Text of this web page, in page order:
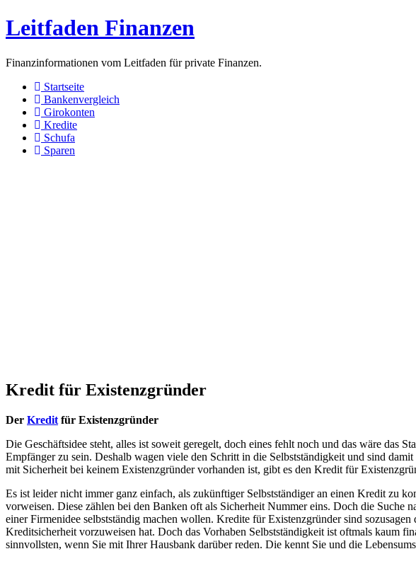
Leitfaden Finanzen
Finanzinformationen vom Leitfaden für private Finanzen.
Startseite
Bankenvergleich
Girokonten
Kredite
Schufa
Sparen
Kredit für Existenzgründer
Der Kredit für Existenzgründer
Die Geschäftsidee steht, alles ist soweit geregelt, doch eines fehlt noch und das wäre das
Empfänger zu sein. Deshalb wagen viele den Schritt in die Selbstständigkeit und sind
mit Sicherheit bei keinem Existenzgründer vorhanden ist, gibt es den Kredit für
Es ist leider nicht immer ganz einfach, als zukünftiger Selbstständiger an einen Kredit zu
vorweisen. Diese zählen bei den Banken oft als Sicherheit Nummer eins. Doch die Suche
einer Firmenidee selbstständig machen wollen. Kredite für Existenzgründer sind
Kreditsicherheit vorzuweisen hat. Doch das Vorhaben Selbstständigkeit ist oftmals kaum
sinnvollsten, wenn Sie mit Ihrer Hausbank darüber reden. Die kennt Sie und die